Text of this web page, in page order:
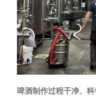
啤酒制作过程干净、